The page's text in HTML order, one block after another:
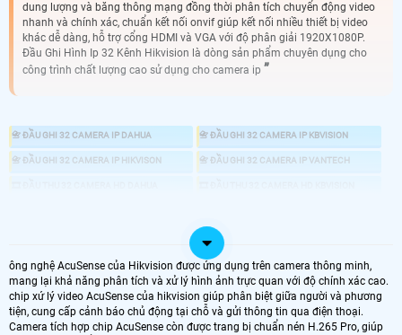
dung lượng và băng thông mạng đồng thời phân tích chuyển động video
nhanh và chính xác, chuẩn kết nối onvif giúp kết nối nhiều thiết bị video
khác dễ dàng, hỗ trợ cổng HDMI và VGA với độ phân giải 1920X1080P.
Đầu Ghi Hình Ip 32 Kênh Hikvision là dòng sản phẩm chuyên dụng cho
công trình chất lượng cao sử dụng cho camera ip
📇 ĐẦU GHI 32 CAMERA IP DAHUA 📇 ĐẦU GHI 32 CAMERA IP KBVISION
📇 ĐẦU GHI 32 CAMERA IP HIKVISON 📇 ĐẦU GHI 32 CAMERA IP VANTECH
💾 ĐẦU GHI CAMERA HD ANALOG
📀 ĐẦU GHI CAMERA IP
♋ ĐẦU GHI 32 KÊNH IP
ông nghệ AcuSense của Hikvision được ứng dụng trên camera thông minh,
mang lại khả năng phân tích và xử lý hình ảnh trực quan với độ chính xác cao.
chip xứ lý video AcuSense của hikvision giúp phân biệt giữa người và phương
tiện, cung cấp cảnh báo chủ động tại chỗ và gửi thông tin qua điện thoại.
Camera tích hợp chip AcuSense còn được trang bị chuẩn nén H.265 Pro, giúp